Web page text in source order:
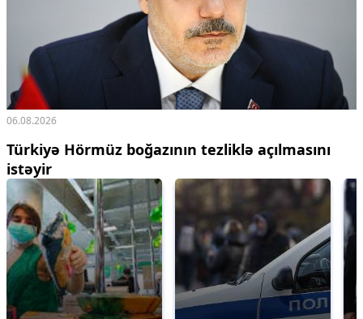
06.08.2026
Türkiyə Hörmüz boğazının tezliklə açılmasını
istəyir